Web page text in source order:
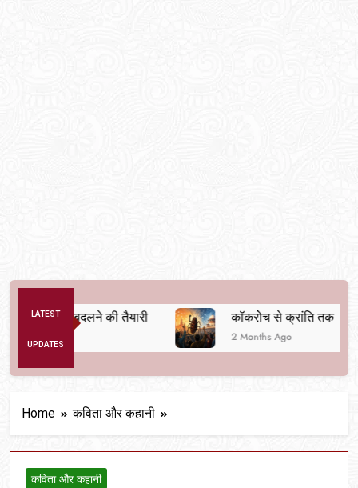
LATEST
UPDATES
बदलने की तैयारी कॉकरोच से क्रांति तक
2 Months Ago
Home कविता और कहानी
कविता और कहानी